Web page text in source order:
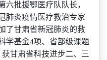
六批援鄂医疗队队长，
肺炎疫情医疗救治专家
了甘肃省新冠肺炎的救
学基金4项、省部级课题
获甘肃省科技进步二、三